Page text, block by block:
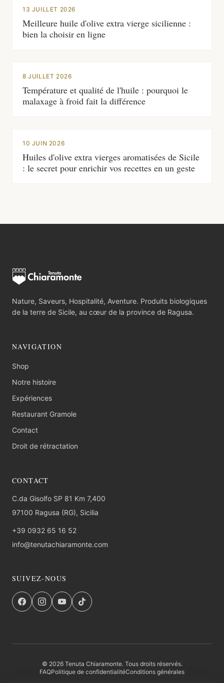
13 JUILLET 2026
Meilleure huile d'olive extra vierge sicilienne :
bien la choisir en ligne
8 JUILLET 2026
Température et qualité de l'huile : pourquoi le
malaxage à froid fait la différence
10 JUIN 2026
Huiles d'olive extra vierges aromatisées de Sicile
: le secret pour enrichir vos recettes en un geste
Nature, Saveurs, Hospitalité, Aventure. Produits biologiques
de la terre de Sicile, au cœur de la province de Ragusa.
NAVIGATION
Shop
Notre histoire
Expériences
Restaurant Gramole
Contact
Droit de rétractation
CONTACT
C.da Gisolfo SP 81 Km 7,400
97100 Ragusa (RG), Sicilia
+39 0932 65 16 52
info@tenutachiaramonte.com
SUIVEZ-NOUS
© 2026 Tenuta Chiaramonte. Tous droits réservés.
FAQPolitique de confidentialitéConditions générales